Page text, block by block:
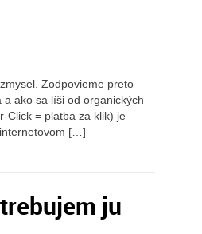
Zodpovieme preto
ako sa líši od organických
Click = platba za klik) je
[…]
ju